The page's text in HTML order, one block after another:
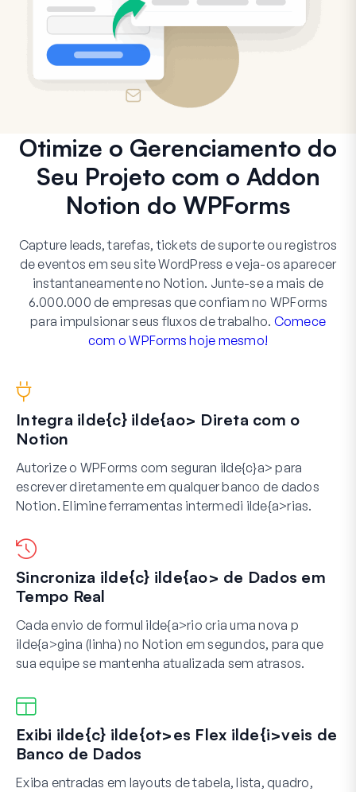
Otimize o Gerenciamento do
Seu Projeto com o Addon
Notion do WPForms
Capture leads, tarefas, tickets de suporte ou registros
de eventos em seu site WordPress e veja-os aparecer
instantaneamente no Notion. Junte-se a mais de
6.000.000 de empresas que confiam no WPForms
para impulsionar seus fluxos de trabalho. Comece
com o WPForms hoje mesmo!
Integra ilde{c} ilde{ao> Direta com o
Notion
Autorize o WPForms com seguran ilde{c}a> para
escrever diretamente em qualquer banco de dados
Notion. Elimine ferramentas intermedi ilde{a>rias.
Sincroniza ilde{c} ilde{ao> de Dados em
Tempo Real
Cada envio de formul ilde{a>rio cria uma nova p
ilde{a>gina (linha) no Notion em segundos, para que
sua equipe se mantenha atualizada sem atrasos.
Exibi ilde{c} ilde{ot>es Flex ilde{i>veis de
Banco de Dados
Exiba entradas em layouts de tabela, lista, quadro,